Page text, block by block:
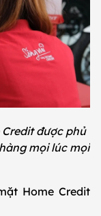
được phủ
mọi lúc mọi
Home Credit